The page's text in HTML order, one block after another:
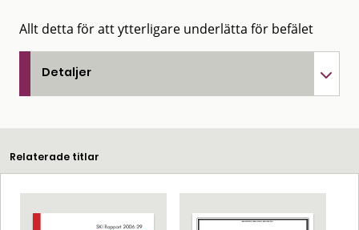
Allt detta för att ytterligare underlätta för befälet
Detaljer
Relaterade titlar